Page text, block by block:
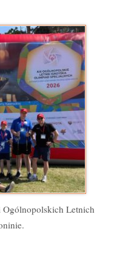
Ogólnopolskich Letnich